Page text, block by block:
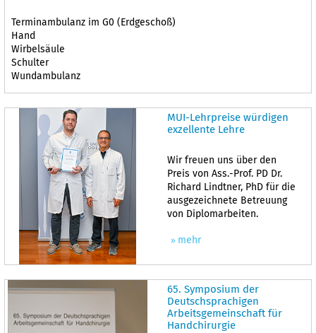
Terminambulanz im G0 (Erdgeschoß)
Hand
Wirbelsäule
Schulter
Wundambulanz
MUI-Lehrpreise würdigen
exzellente Lehre
Wir freuen uns über den
Preis von Ass.-Prof. PD Dr.
Richard Lindtner, PhD für die
ausgezeichnete Betreuung
von Diplomarbeiten.
mehr
65. Symposium der
Deutschsprachigen
Arbeitsgemeinschaft für
Handchirurgie